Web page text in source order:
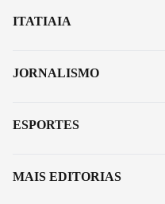
ITATIAIA
JORNALISMO
ESPORTES
MAIS EDITORIAS